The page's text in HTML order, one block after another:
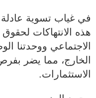
في غياب تسوية
هذه الانتهاكات
الاجتماعي ووحدتنا
الخارج، مما يضر
الاستثمارات.